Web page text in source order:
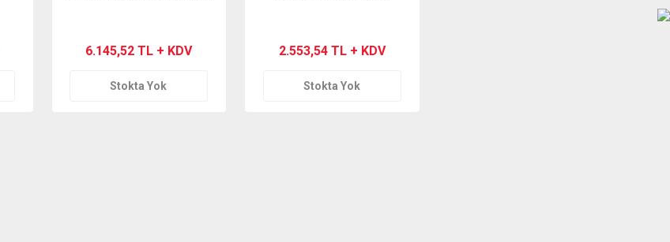
6.145,52 TL + KDV
Stokta Yok
2.553,54 TL + KDV
Stokta Yok